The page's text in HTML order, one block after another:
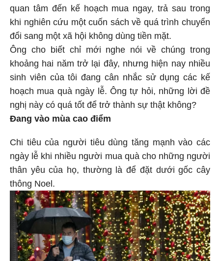
quan tâm đến kế hoạch mua ngay, trả sau trong
khi nghiên cứu một cuốn sách về quá trình chuyển
đổi sang một xã hội không dùng tiền mặt.
Ông cho biết chỉ mới nghe nói về chúng trong
khoảng hai năm trở lại đây, nhưng hiện nay nhiều
sinh viên của tôi đang cân nhắc sử dụng các kế
hoạch mua quà ngày lễ. Ông tự hỏi, những lời đề
nghị này có quá tốt để trở thành sự thật không?
Đang vào mùa cao điểm
Chi tiêu của người tiêu dùng tăng mạnh vào các
ngày lễ khi nhiều người mua quà cho những người
thân yêu của họ, thường là để đặt dưới gốc cây
thông Noel.